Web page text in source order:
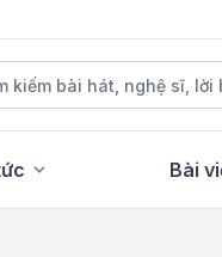
Bài